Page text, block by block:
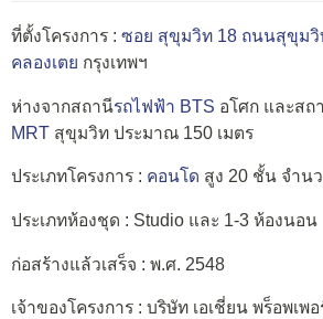
ที่ตั้งโครงการ : ซอย สุขุมวิท 18 ถนนสุขุมวิ
คลองเตย กรุงเทพฯ
ห่างจากสถานีรถไฟฟ้า BTS อโศก และสถ
MRT สุขุมวิท ประมาณ 150 เมตร
ประเภทโครงการ : คอนโด สูง 20 ชั้น จำน
ประเภทห้องชุด : Studio และ 1-3 ห้องนอน
ก่อสร้างแล้วเสร็จ : พ.ศ. 2548
เจ้าของโครงการ : บริษัท เอเชี่ยน พร็อพเ